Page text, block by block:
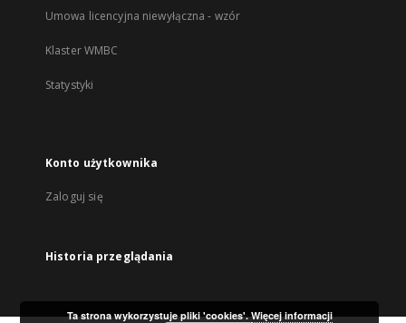
Umowa licencyjna niewyłączna - wzór
Klaster WMBC
Statystyki
Konto użytkownika
Zaloguj się
Historia przeglądania
Ta strona wykorzystuje pliki 'cookies'.Więcej informacji